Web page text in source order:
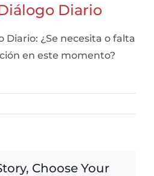
Diario
Diario: ¿Se necesita o falta
en este momento?
Choose Your